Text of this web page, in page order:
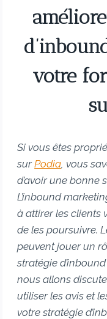
votre
Si vous êtes
surPodia , vous
d’avoir une bonne
L’inbound
à attirer les clients
de les poursuivre.
peuvent jouer un
stratégie
nous allons
utiliser les avis et
votre stratégie